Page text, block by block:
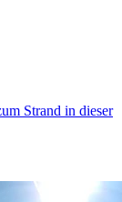
Strand in dieser